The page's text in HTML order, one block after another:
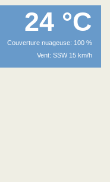
24 °C
Couverture nuageuse: 100 %
Vent: SSW 15 km/h